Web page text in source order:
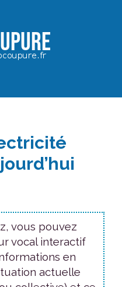
vous pouvez
vocal interactif
en
actuelle